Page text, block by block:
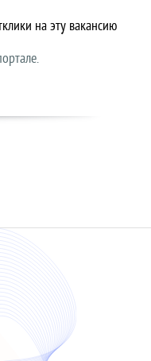
на эту вакансию